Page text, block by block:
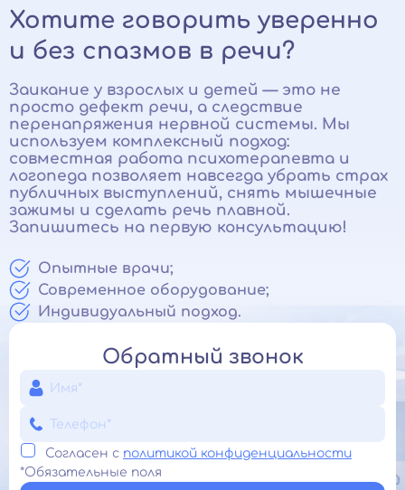
Хотите говорить уверенно
и без спазмов в речи?
Заикание у взрослых и детей — это не
просто дефект речи, а следствие
перенапряжения нервной системы. Мы
используем комплексный подход:
совместная работа психотерапевта и
логопеда позволяет навсегда убрать страх
публичных выступлений, снять мышечные
зажимы и сделать речь плавной.
Запишитесь на первую консультацию!
Опытные врачи;
Современное оборудование;
Индивидуальный подход.
Обратный звонок
Согласен с политикой конфиденциальности
*Обязательные поля